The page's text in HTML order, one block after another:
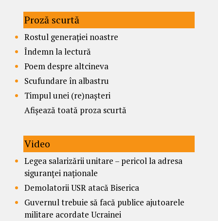
Proză scurtă
Rostul generației noastre
Îndemn la lectură
Poem despre altcineva
Scufundare în albastru
Timpul unei (re)nașteri
Afișează toată proza scurtă
Video
Legea salarizării unitare – pericol la adresa
siguranței naționale
Demolatorii USR atacă Biserica
Guvernul trebuie să facă publice ajutoarele
militare acordate Ucrainei